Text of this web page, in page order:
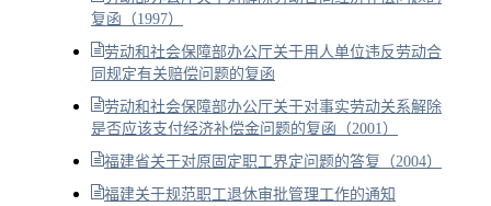
复函（1997）
劳动和社会保障部办公厅关于用人单位违反劳动合
同规定有关赔偿问题的复函
劳动和社会保障部办公厅关于对事实劳动关系解除
是否应该支付经济补偿金问题的复函（2001）
福建省关于对原固定职工界定问题的答复（2004）
福建关于规范职工退休审批管理工作的通知